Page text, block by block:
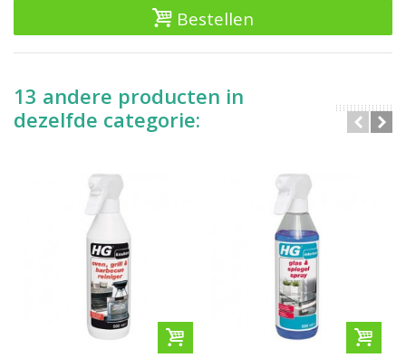
Bestellen
13 andere producten in
dezelfde categorie: